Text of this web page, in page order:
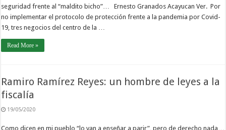
seguridad frente al “maldito bicho”… Ernesto Granados Acayucan Ver. Por
no implementar el protocolo de protección frente a la pandemia por Covid-
19, tres negocios del centro de la …
Read More »
Ramiro Ramírez Reyes: un hombre de leyes a la
fiscalía
19/05/2020
Como dicen en mi pueblo “lo van a enseñar a parir”, pero de derecho nada…